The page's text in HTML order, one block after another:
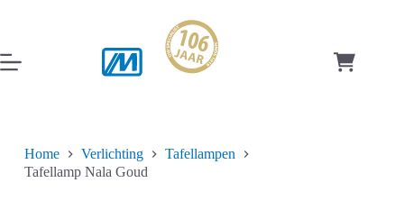
inhoud
Home Verlichting
Tafellampen
Tafellamp Nala Goud